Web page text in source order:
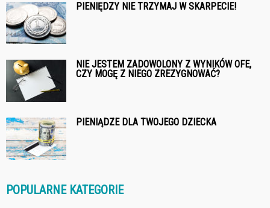
PIENIĘDZY NIE TRZYMAJ W SKARPECIE!
NIE JESTEM ZADOWOLONY Z WYNIKÓW OFE,
CZY MOGĘ Z NIEGO ZREZYGNOWAĆ?
PIENIĄDZE DLA TWOJEGO DZIECKA
POPULARNE KATEGORIE